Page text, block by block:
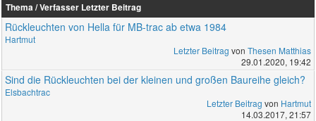
Thema / Verfasser Letzter Beitrag
Rückleuchten von Hella für MB-trac ab etwa 1984
Hartmut
Letzter Beitrag von Thesen Matthias
29.01.2020, 19:42
Sind die Rückleuchten bei der kleinen und großen Baureihe gleich?
Elsbachtrac
Letzter Beitrag von Hartmut
14.03.2017, 21:57